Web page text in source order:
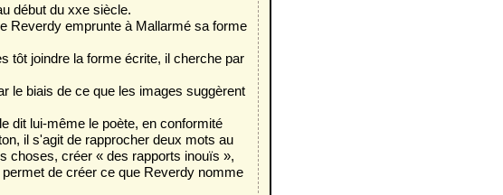
début du xxe siècle.
Reverdy emprunte à Mallarmé sa forme
tôt joindre la forme écrite, il cherche par
le biais de ce que les images suggèrent
dit lui-même le poète, en conformité
il s'agit de rapprocher deux mots au
choses, créer « des rapports inouïs »,
de créer ce que Reverdy nomme